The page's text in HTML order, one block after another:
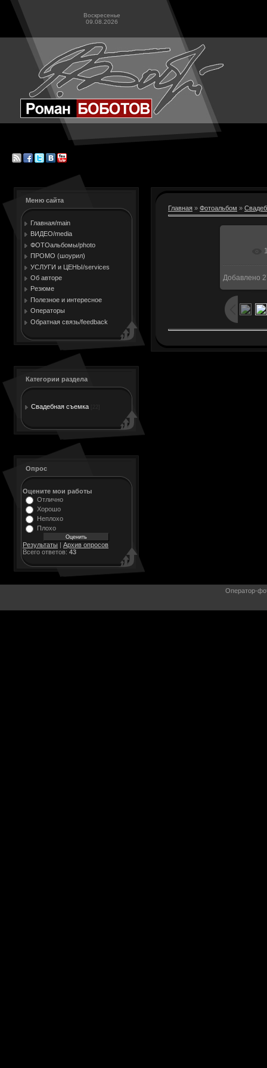
Воскресенье
09.08.2026
Меню сайта
Главная/main
ВИДЕО/media
ФОТОальбомы/photo
ПРОМО (шоурил)
УСЛУГИ и ЦЕНЫ/services
Об авторе
Резюме
Полезное и интересное
Операторы
Обратная связь/feedback
Категории раздела
Свадебная съемка
Опрос
Оцените мои работы
Отлично
Хорошо
Неплохо
Плохо
Результаты | Архив опросов
Всего ответов: 43
Главная » Фотоальбом »
В
Добавлено
Оператор-